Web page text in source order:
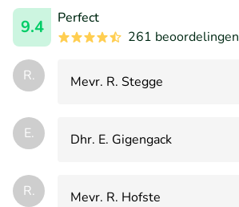
9.4
Perfect
261 beoordelingen
R. Mevr. R. Stegge
E. Dhr. E. Gigengack
R.
Mevr. R. Hofste